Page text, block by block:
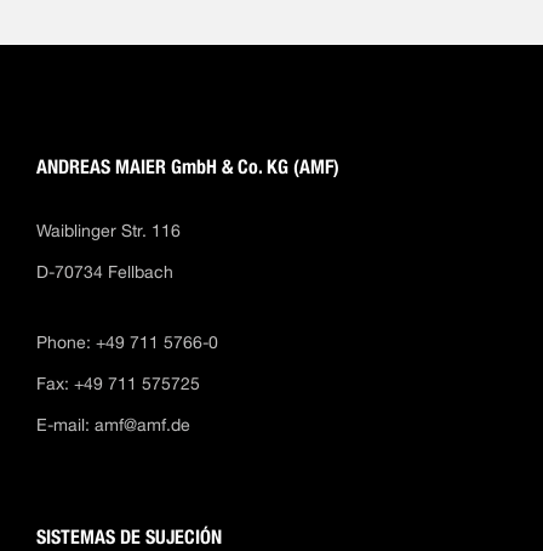
ANDREAS MAIER GmbH & Co. KG (AMF)
Waiblinger Str. 116
D-70734 Fellbach
Phone: +49 711 5766-0
Fax: +49 711 575725
E-mail: amf@amf.de
SISTEMAS DE SUJECIÓN